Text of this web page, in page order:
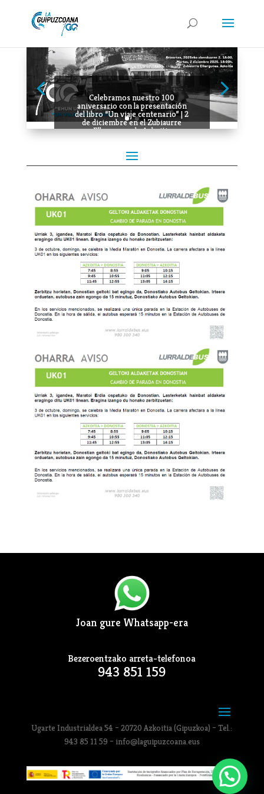
Celebramos nuestro 100
aniversario con la presentación
del libro “Un viaje centenario” | 2
de diciembre en el Zubiaurre
Elkargunea de Azkoitia
Joan gure Whatsapp-era
Bezeroentzako arreta-telefonoa
943 851 159
Ugarte Industrialdea 54 – 20720 Azkoitia (Gipuzkoa) – Tel.:
943 85 11 59 – info@laguipuzcoana.eus